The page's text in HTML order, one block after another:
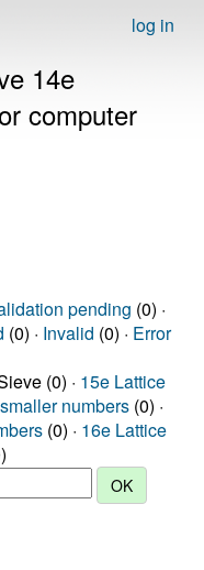
log in
14e
computer
pending (0) ·
(0) · Invalid (0) · Error
(0) · 15e Lattice
numbers (0) ·
(0) · 16e Lattice